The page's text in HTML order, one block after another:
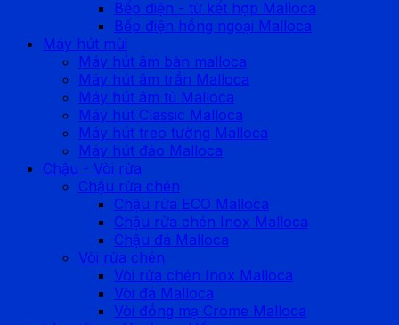
Bếp điện - từ kết hợp Malloca
Bếp điện hồng ngoại Malloca
Máy hút mùi
Máy hút âm bàn malloca
Máy hút âm trần Malloca
Máy hút âm tủ Malloca
Máy hút Classic Malloca
Máy hút treo tường Malloca
Máy hút đảo Malloca
Chậu - Vòi rửa
Chậu rửa chén
Chậu rửa ECO Malloca
Chậu rửa chén Inox Malloca
Chậu đá Malloca
Vòi rửa chén
Vòi rửa chén Inox Malloca
Vòi đá Malloca
Vòi đồng mạ Crome Malloca